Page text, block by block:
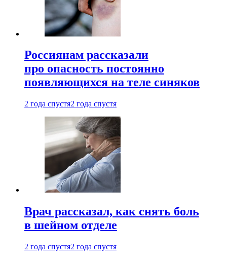
Россиянам рассказали
про опасность постоянно
появляющихся на теле синяков
2 года спустя2 года спустя
Врач рассказал, как снять боль
в шейном отделе
2 года спустя2 года спустя